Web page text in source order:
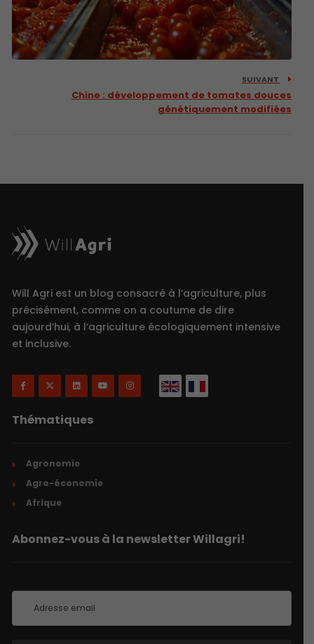
SUIVANT
Chine : développement de tomates douces
génétiquement modifiées
Will Agri est un blog consacré à l’agriculture, plus
précisément, comme on a coutume de dire
aujourd’hui, à l’agriculture écologiquement intensive
et inclusive.
Thématiques
Agronomie
Agro-économie
Afrique
Abonnez-vous à la newsletter Willagri!